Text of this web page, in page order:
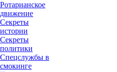
Ротарианское
движение
Секреты
истории
Секреты
политики
Спецслужбы в
смокинге